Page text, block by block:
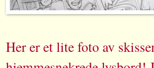
Her er et lite foto av